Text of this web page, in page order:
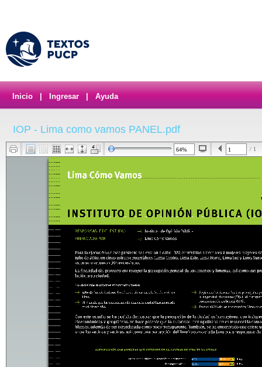
Inicio Ingresar Ayuda
IOP - Lima como vamos PANEL.pdf
/ 1